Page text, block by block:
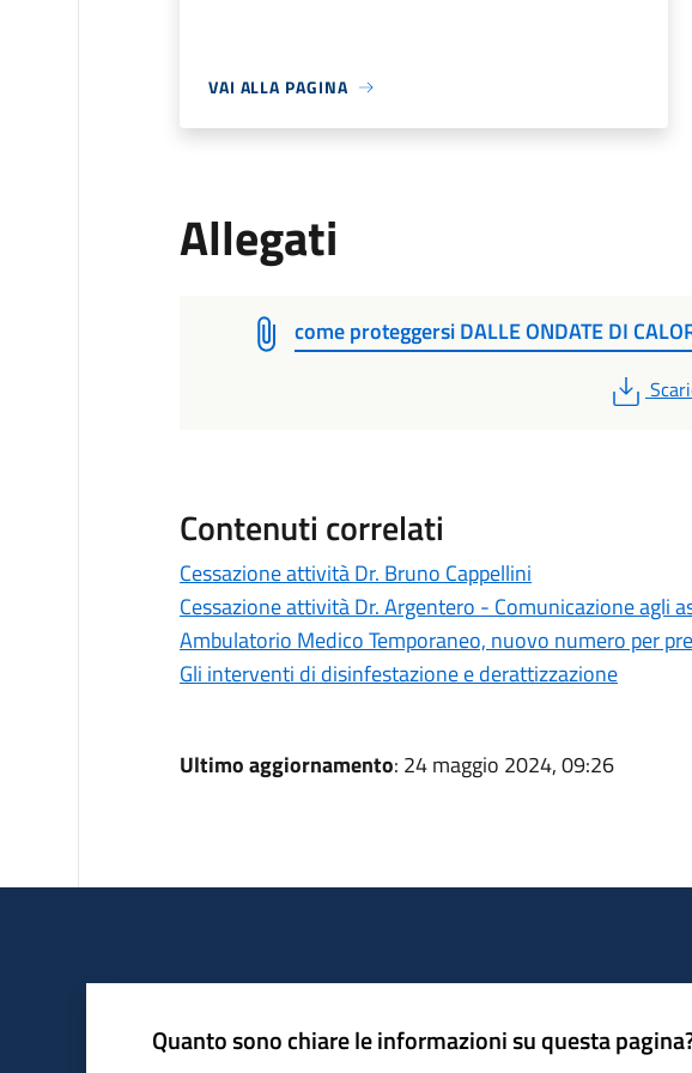
VAI ALLA PAGINA
Allegati
come proteggersi DALLE ONDATE DI
PDF
Contenuti correlati
Cessazione attività Dr. Bruno Cappellini
Cessazione attività Dr. Argentero - Comunicazione agli
Ambulatorio Medico Temporaneo, nuovo numero per
Gli interventi di disinfestazione e derattizzazione
Ultimo aggiornamento: 24 maggio 2024, 09:26
Quanto sono chiare le informazioni su questa